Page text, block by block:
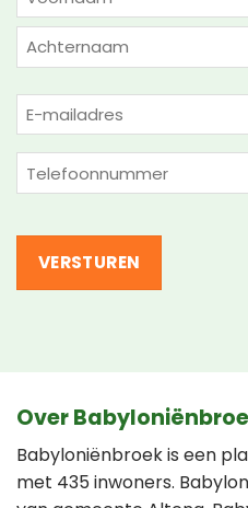
(VEREIST)
Voornaam
E-
mailadres
Telefoon
(Vereist)
Over
Babyloniënbroek is een
met 435 inwoners.